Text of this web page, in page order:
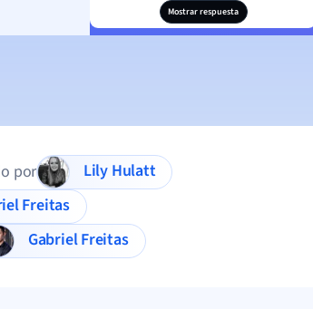
Mostrar respuesta
por
Lily Hulatt
Freitas
Gabriel Freitas